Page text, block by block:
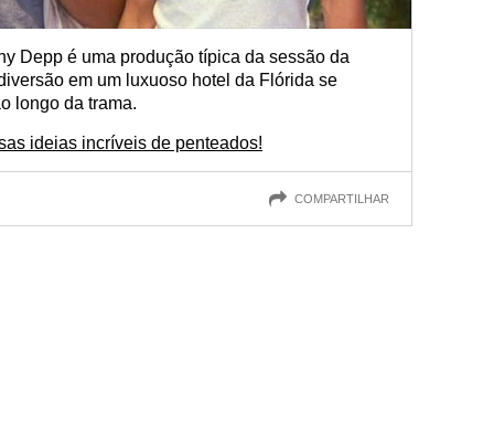
Depp é uma produção típica da sessão da
em um luxuoso hotel da Flórida se
longo da trama.
ideias incríveis de penteados!
COMPARTILHAR